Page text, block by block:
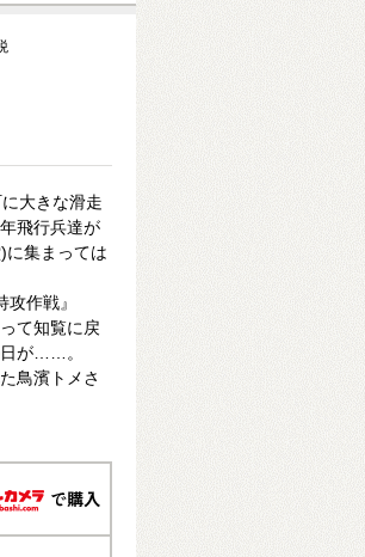
大きな滑走
飛行兵達が
に集まっては
作戦』
て知覧に戻
日が……。
鳥濱トメさ